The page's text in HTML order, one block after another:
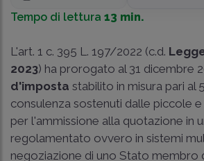
Tempo di lettura 13 min.
L'art. 1 c. 395 L. 197/2022 (c.d.
2023) ha prorogato al 31 dicembre
d'imposta stabilito in misura pari al
consulenza sostenuti dalle piccole
per l'ammissione alla quotazione in
regolamentato ovvero in sistemi
negoziazione di uno Stato membro